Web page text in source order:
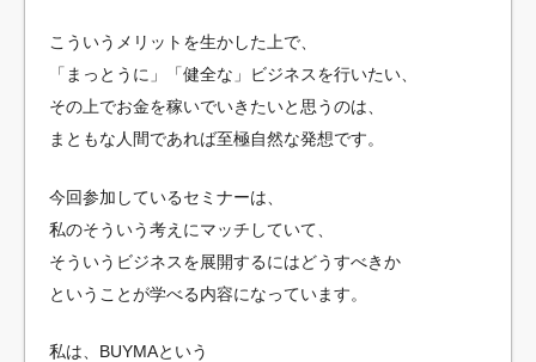
こういうメリットを生かした上で、
「まっとうに」「健全な」ビジネスを行いたい、
その上でお金を稼いでいきたいと思うのは、
まともな人間であれば至極自然な発想です。
今回参加しているセミナーは、
私のそういう考えにマッチしていて、
そういうビジネスを展開するにはどうすべきか
ということが学べる内容になっています。
私は、BUYMAという